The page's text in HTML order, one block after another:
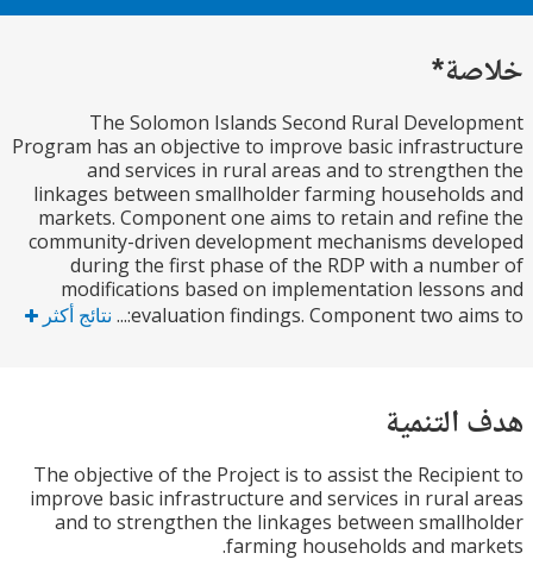
The Solomon Islands Second Rural
Program has an objective to improve basic
and services in rural areas and to
linkages between smallholder farming
markets. Component one aims to retain and
community-driven development mechanisms
during the first phase of the RDP with a
modifications based on implementation
evaluation findings. Component two
نتائج أكثر
The objective of the Project is to assist the
improve basic infrastructure and services in rural
and to strengthen the linkages between
farming households and